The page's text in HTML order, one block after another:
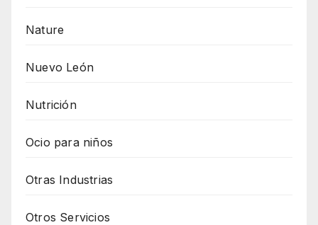
Nature
Nuevo León
Nutrición
Ocio para niños
Otras Industrias
Otros Servicios